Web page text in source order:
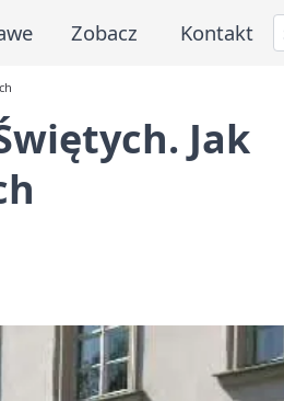
Zobacz Kontakt
Jak